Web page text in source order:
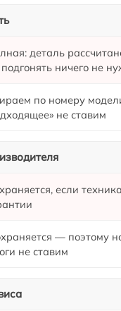
деталь
ничего не
по номеру
не ставим
если
— поэтому
не ставим